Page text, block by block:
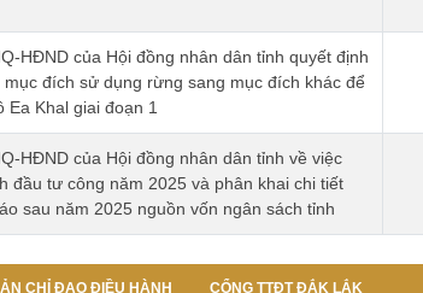
HĐND của Hội đồng nhân dân tỉnh quyết định
đích sử dụng rừng sang mục đích khác để
Khal giai đoạn 1
HĐND của Hội đồng nhân dân tỉnh về việc
đầu tư công năm 2025 và phân khai chi tiết
sau năm 2025 nguồn vốn ngân sách tỉnh
CHỈ ĐẠO ĐIỀU HÀNH CỔNG TTĐT ĐẮK LẮK